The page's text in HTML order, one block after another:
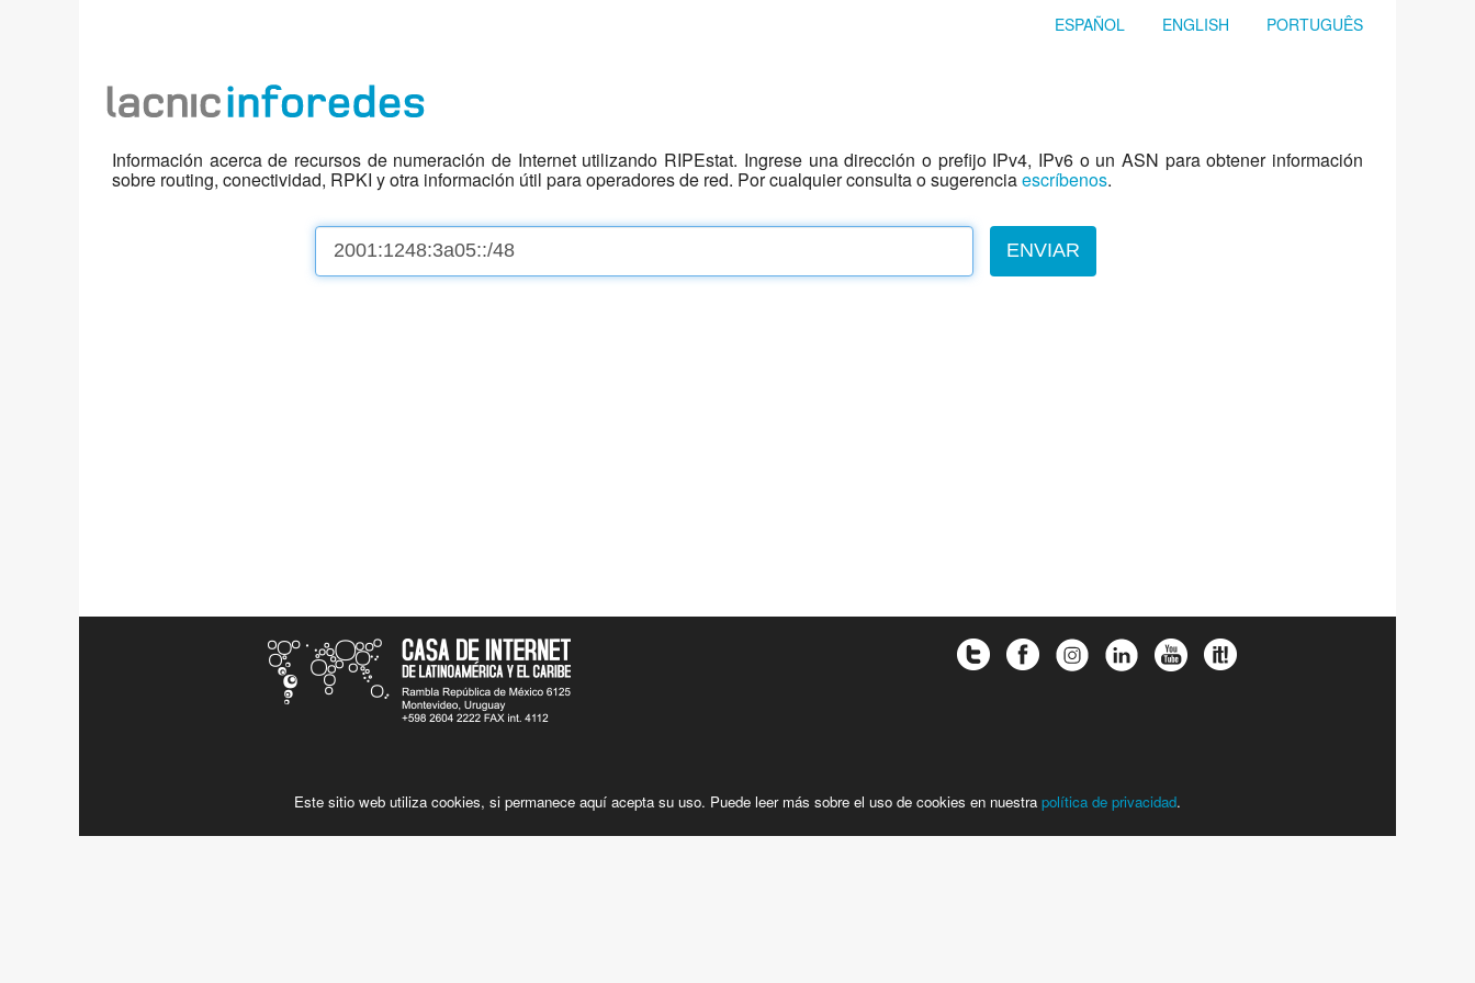
ESPAÑOL ENGLISH PORTUGUÊS
Información acerca de recursos de numeración de Internet utilizando RIPEstat. Ingrese una dirección o prefijo IPv4, IPv6 o un ASN para obtener información
sobre routing, conectividad, RPKI y otra información útil para operadores de red. Por cualquier consulta o sugerenciaescríbenos.
ENVIAR
Este sitio web utiliza cookies, si permanece aquí acepta su uso. Puede leer más sobre el uso de cookies en nuestra política de privacidad.